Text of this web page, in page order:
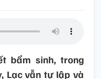
bẩm sinh, trong
Lạc vẫn tự lập và